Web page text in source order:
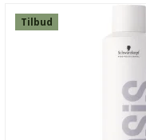
Tilbud